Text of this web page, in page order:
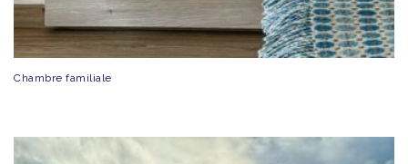
Chambre familiale